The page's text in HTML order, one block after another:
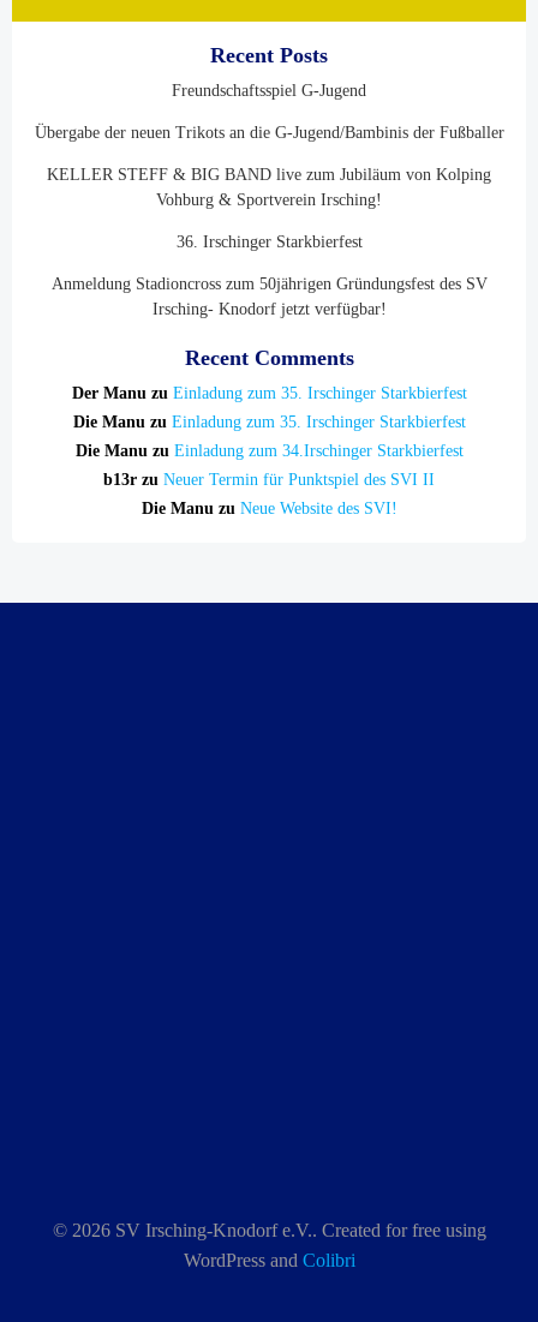
Recent Posts
Freundschaftsspiel G-Jugend
Übergabe der neuen Trikots an die G-Jugend/Bambinis der Fußballer
KELLER STEFF & BIG BAND live zum Jubiläum von Kolping
Vohburg & Sportverein Irsching!
36. Irschinger Starkbierfest
Anmeldung Stadioncross zum 50jährigen Gründungsfest des SV
Irsching- Knodorf jetzt verfügbar!
Recent Comments
Der Manuzu Einladung zum 35. Irschinger Starkbierfest
Die Manuzu Einladung zum 35. Irschinger Starkbierfest
Die Manuzu Einladung zum 34.Irschinger Starkbierfest
b13r zu Neuer Termin für Punktspiel des SVI II
Die Manuzu Neue Website des SVI!
© 2026 SV Irsching-Knodorf e.V.. Created for free using
WordPress and Colibri